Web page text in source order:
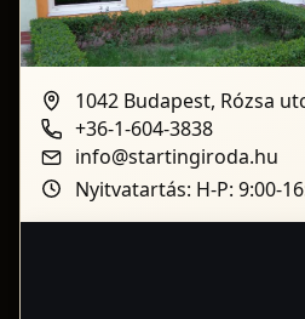
1042 Budapest, Rózsa
+36-1-604-3838
info@startingiroda.hu
Nyitvatartás: H-P: 9:00-